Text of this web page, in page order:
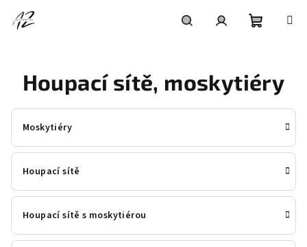
obsah
košík
Houpací sítě, moskytiéry
Moskytiéry
Houpací sítě
Houpací sítě s moskytiérou